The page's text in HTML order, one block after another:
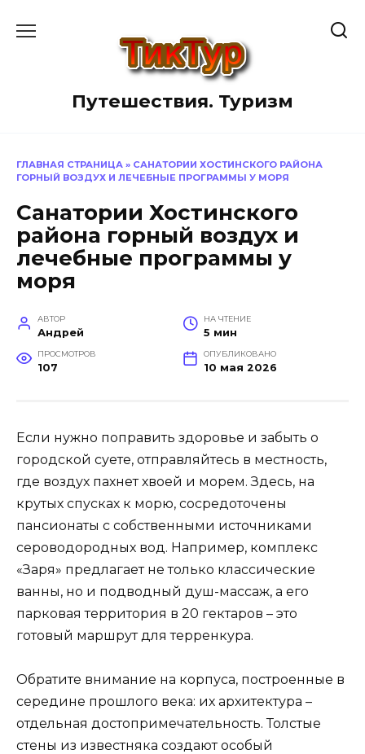
Путешествия. Туризм
ГЛАВНАЯ СТРАНИЦА » САНАТОРИИ ХОСТИНСКОГО РАЙОНА
ГОРНЫЙ ВОЗДУХ И ЛЕЧЕБНЫЕ ПРОГРАММЫ У МОРЯ
Санатории Хостинского
района горный воздух и
лечебные программы у
моря
АВТОР
Андрей
НА ЧТЕНИЕ
5 мин
ПРОСМОТРОВ
107
ОПУБЛИКОВАНО
10 мая 2026
Если нужно поправить здоровье и забыть о
городской суете, отправляйтесь в местность,
где воздух пахнет хвоей и морем. Здесь, на
крутых спусках к морю, сосредоточены
пансионаты с собственными источниками
сероводородных вод. Например, комплекс
«Заря» предлагает не только классические
ванны, но и подводный душ-массаж, а его
парковая территория в 20 гектаров – это
готовый маршрут для терренкура.
Обратите внимание на корпуса, построенные в
середине прошлого века: их архитектура –
отдельная достопримечательность. Толстые
стены из известняка создают особый